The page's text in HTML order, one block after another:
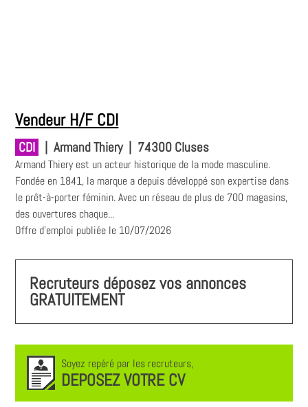
Vendeur H/F CDI
CDI | Armand Thiery | 74300 Cluses
Armand Thiery est un acteur historique de la mode masculine.
Fondée en 1841, la marque a depuis développé son expertise dans
le prêt-à-porter féminin. Avec un réseau de plus de 700 magasins,
des ouvertures chaque...
Offre d'emploi publiée le 10/07/2026
Recruteurs déposez vos annonces
GRATUITEMENT
Soyez repéré par les recruteurs,
DEPOSEZ VOTRE CV